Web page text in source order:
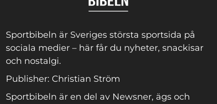
Sportbibeln är Sveriges största sportsida på
sociala medier – här får du nyheter, snackisar
och nostalgi.
Publisher: Christian Ström
Sportbibeln är en del av Newsner, ägs och